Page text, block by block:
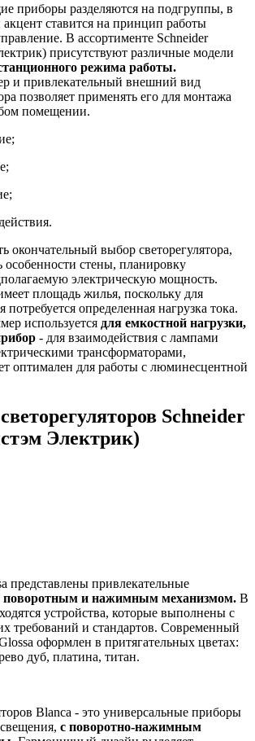
приборы разделяются на подгруппы, в
ставится на принцип работы
В ассортименте Schneider
присутствуют различные модели
режима работы.
и привлекательный внешний вид
позволяет применять его для монтажа
помещении.
окончательный выбор светорегулятора,
особенности стены, планировку
электрическую мощность.
площадь жилья, поскольку для
потребуется определенная нагрузка тока.
используется для емкостной нагрузки,
- для взаимодействия с лампами
трансформаторами,
оптимален для работы с люминесцентной
Schneider
Электрик)
представлены привлекательные
поворотным и нажимным механизмом. В
устройства, которые выполнены с
требований и стандартов. Современный
оформлен в притягательных цветах:
дуб, платина, титан.
Blanca - это универсальные приборы
с поворотно-нажимным